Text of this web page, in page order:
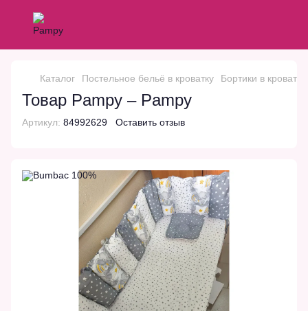
Каталог Постельное бельё в кроватку Бортики в
Товар Pampy – Pampy
Артикул: 84992629 Оставить отзыв